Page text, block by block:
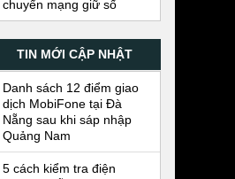
chuyển mạng giữ số
TIN MỚI CẬP NHẬT
Danh sách 12 điểm giao
dịch MobiFone tại Đà
Nẵng sau khi sáp nhập
Quảng Nam
5 cách kiểm tra điện